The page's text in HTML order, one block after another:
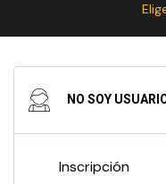
NO SOY
Inscripción